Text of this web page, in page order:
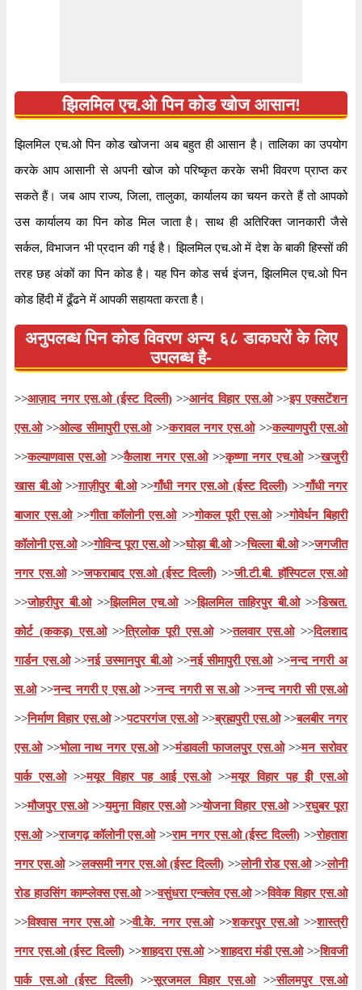
झिलमिल एच.ओ पिन कोड खोज आसान!
झिलमिल एच.ओ पिन कोड खोजना अब बहुत ही आसान है। तालिका का उपयोग
करके आप आसानी से अपनी खोज को परिष्कृत करके सभी विवरण प्राप्त कर
सकते हैं। जब आप राज्य, जिला, तालुका, कार्यालय का चयन करते हैं तो आपको
उस कार्यालय का पिन कोड मिल जाता है। साथ ही अतिरिक्त जानकारी जैसे
सर्कल, विभाजन भी प्रदान की गई है। झिलमिल एच.ओ में देश के बाकी हिस्सों की
तरह छह अंकों का पिन कोड है। यह पिन कोड सर्च इंजन, झिलमिल एच.ओ पिन
कोड हिंदी में ढूँढने में आपकी सहायता करता है।
अनुपलब्ध पिन कोड विवरण अन्य ६८ डाकघरों के लिए
उपलब्ध है-
>>आज़ाद नगर एस.ओ (ईस्ट दिल्ली)>>आनंद विहार एस.ओ>>इप एक्सटेंशन
एस.ओ>>ओल्ड सीमापुरी एस.ओ>>करावल नगर एस.ओ>>कल्याणपुरी एस.ओ
>>कल्याणवास एस.ओ>>कैलाश नगर एस.ओ>>कृष्णा नगर एच.ओ>>खजुरी
खास बी.ओ>>ग़ाज़ीपुर बी.ओ>>गाँधी नगर एस.ओ (ईस्ट दिल्ली) >>गाँधी नगर
बाजार एस.ओ>>गीता कॉलोनी एस.ओ>>गोकल पूरी एस.ओ>>गोवेर्धन बिहारी
कॉलोनी एस.ओ>>गोविन्द पूरा एस.ओ>>घोड़ा बी.ओ>>चिल्ला बी.ओ>>जगजीत
नगर एस.ओ>>जफराबाद एस.ओ (ईस्ट दिल्ली) >>जी.टी.बी. हॉस्पिटल एस.ओ
>>जोहरीपुर बी.ओ>>झिलमिल एच.ओ>>झिलमिल ताहिरपुर बी.ओ>>डिस्त्त.
कोर्ट (ककड़) एस.ओ>>त्रिलोक पूरी एस.ओ>>तलवार एस.ओ>>दिलशाद
गार्डन एस.ओ>>नई उस्मानपुर बी.ओ>>नई सीमापुरी एस.ओ>>नन्द नगरी अ
स.ओ>>नन्द नगरी ए एस.ओ>>नन्द नगरी स स.ओ>>नन्द नगरी सी एस.ओ
>>निर्माण विहार एस.ओ>>पटपरगंज एस.ओ>>ब्रह्मपुरी एस.ओ>>बलबीर नगर
एस.ओ>>भोला नाथ नगर एस.ओ>>मंडावली फाजलपुर एस.ओ>>मन सरोवर
पार्क एस.ओ>>मयूर विहार पह आई एस.ओ>>मयूर विहार पह ईी एस.ओ
>>मौजपुर एस.ओ>>यमुना विहार एस.ओ>>योजना विहार एस.ओ>>रघुबर पूरा
एस.ओ>>राजगढ़ कॉलोनी एस.ओ>>राम नगर एस.ओ (ईस्ट दिल्ली) >>रोहताश
नगर एस.ओ>>लक्समी नगर एस.ओ (ईस्ट दिल्ली) >>लोनी रोड एस.ओ>>लोनी
रोड हाउसिंग काम्प्लेक्स एस.ओ>>वसुंधरा एन्क्लेव एस.ओ>>विवेक विहार एस.ओ
>>विश्वास नगर एस.ओ>>वी.के. नगर एस.ओ>>शकरपुर एस.ओ>>शास्त्री
नगर एस.ओ (ईस्ट दिल्ली) >>शाहदरा एस.ओ>>शाहदरा मंडी एस.ओ>>शिवजी
पार्क एस.ओ (ईस्ट दिल्ली)>>सूरजमल विहार एस.ओ>>सीलमपुर एस.ओ